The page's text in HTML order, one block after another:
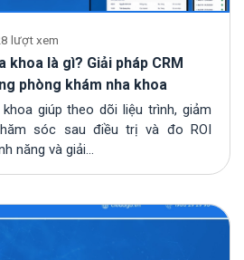
lượt xem
khoa là gì? Giải pháp CRM
phòng khám nha khoa
giúp theo dõi liệu trình, giảm
sóc sau điều trị và đo ROI
năng và giải...